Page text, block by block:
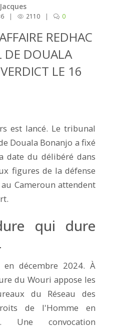
| 2110 | 0
REDHAC
DE DOUALA
LE 16
est lancé. Le tribunal
Douala Bonanjo a fixé
date du délibéré dans
figures de la défense
Cameroun attendent
qui dure
décembre 2024. À
du Wouri appose les
du Réseau des
de l'Homme en
Une convocation